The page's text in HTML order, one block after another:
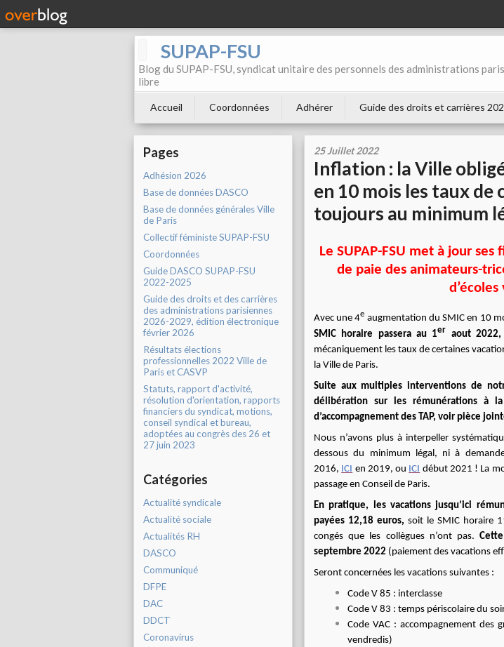
SUPAP-FSU
Blog du SUPAP-FSU, syndicat unitaire des personnels des administrations
libre
Accueil Coordonnées Adhérer Guide des droits et carrières
Pages
Adhésion 2026
Base de données DASCO
Base de données générales Ville
de Paris
Collectif féministe SUPAP-FSU
Coordonnées
Guide DASCO SUPAP-FSU
2022-2025
Guide des droits et des carrières
des administrations parisiennes
2026-2029, édition électronique
février 2026
Résultats élections
professionnelles 2022 Ville de
Paris et CASVP
Statuts, rapport d'activité,
résolution d'orientation, rapports
financiers du syndicat, motions,
conseil syndical et bureau,
adoptées au congrès des 26 et
27 juin 2023
Catégories
Actualité syndicale
Actualité sociale
Actualités RH
DASCO
Communiqué
DFPE
DAC
DDCT
Coronavirus
25 Juillet 2022
Inflation : la Ville
en 10 mois les taux
toujours au minimum
Le SUPAP-FSU met à jour
de paie des animateurs-
Avec une 4e augmentation du SMIC en 10
SMIC horaire passera au 1er aout
mécaniquement les taux de certaines
la Ville de Paris.
Suite aux multiples interventions de
délibération sur les rémunérations à
d’accompagnement des TAP, voir pièce
Nous n’avons plus à interpeller
dessous du minimum légal, ni à
2016, ICI en 2019, ou ICI début 2021 ! La
passage en Conseil de Paris.
En pratique, les vacations jusqu’ici
payées 12,18 euros, soit le SMIC horaire
congés que les collègues n’ont pas.
septembre 2022 (paiement des vacations
Seront concernées les vacations suivantes :
Code V 85 : interclasse
Code V 83 : temps périscolaire du
Code VAC : accompagnement des
vendredis)